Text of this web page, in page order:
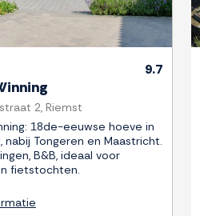
9.7
2, Riemst
18de-eeuwse hoeve in
nabij Tongeren en Maastricht.
B&B, ideaal voor
fietstochten.